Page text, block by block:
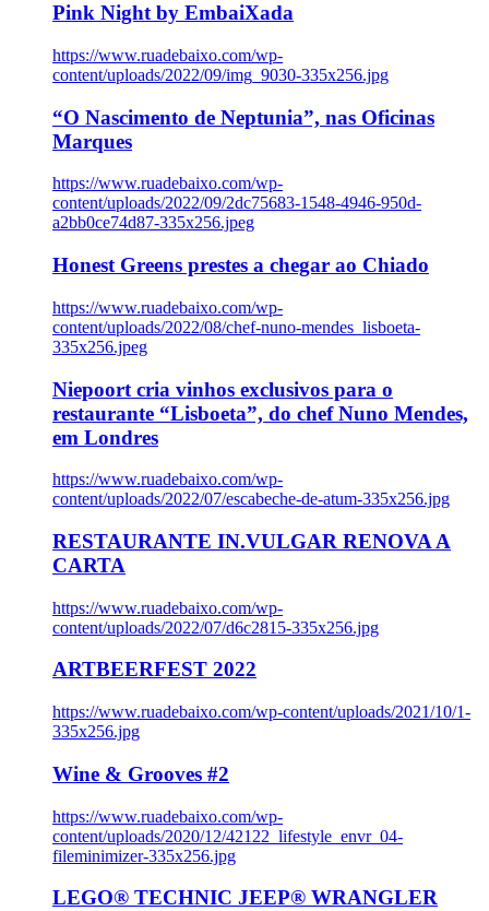
Pink Night by EmbaiXada
https://www.ruadebaixo.com/wp-
content/uploads/2022/09/img_9030-335x256.jpg
“O Nascimento de Neptunia”, nas Oficinas
Marques
https://www.ruadebaixo.com/wp-
content/uploads/2022/09/2dc75683-1548-4946-950d-
a2bb0ce74d87-335x256.jpeg
Honest Greens prestes a chegar ao Chiado
https://www.ruadebaixo.com/wp-
content/uploads/2022/08/chef-nuno-mendes_lisboeta-
335x256.jpeg
Niepoort cria vinhos exclusivos para o
restaurante “Lisboeta”, do chef Nuno Mendes,
em Londres
https://www.ruadebaixo.com/wp-
content/uploads/2022/07/escabeche-de-atum-335x256.jpg
RESTAURANTE IN.VULGAR RENOVA A
CARTA
https://www.ruadebaixo.com/wp-
content/uploads/2022/07/d6c2815-335x256.jpg
ARTBEERFEST 2022
https://www.ruadebaixo.com/wp-content/uploads/2021/10/1-
335x256.jpg
Wine & Grooves #2
https://www.ruadebaixo.com/wp-
content/uploads/2020/12/42122_lifestyle_envr_04-
fileminimizer-335x256.jpg
LEGO® TECHNIC JEEP® WRANGLER